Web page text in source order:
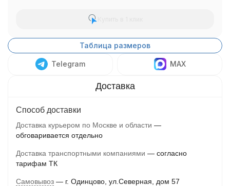
Таблица размеров
Telegram MAX
Способ доставки
Доставка курьером по Москве и области
обговаривается отдельно
Доставка транспортными компаниями
согласно
тарифам ТК
Самовывоз г. Одинцово, ул.Северная, дом 57